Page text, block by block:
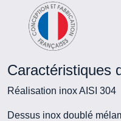
Caractéristiques
Réalisation inox AISI 304
Dessus inox doublé